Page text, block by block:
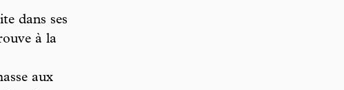
dans ses
à la
aux